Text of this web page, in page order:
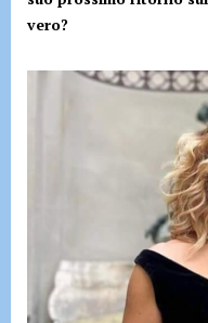
vero?